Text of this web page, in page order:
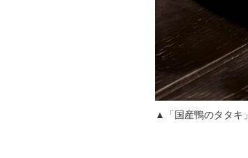
▲「国産鴨のタタキ」